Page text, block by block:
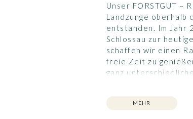
Unser FORSTGUT
Landzunge oberhalb
entstanden. Im Jahr
Schlossau zur
schaffen wir einen
freie Zeit zu
ganz
einen tadellosen
zu bieten. Kritischen
MEHR